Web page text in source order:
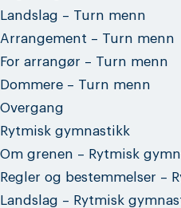
Landslag – Turn menn
Arrangement – Turn menn
For arrangør – Turn menn
Dommere – Turn menn
Overgang
Rytmisk gymnastikk
Om grenen – Rytmisk
Regler og bestemmelser –
Landslag – Rytmisk